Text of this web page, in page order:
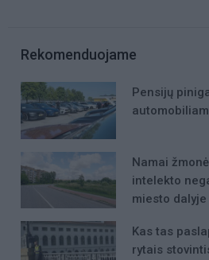
Rekomenduojame
Pensijų
Namai
intelekto
miesto dalyje
Kas tas
rytais